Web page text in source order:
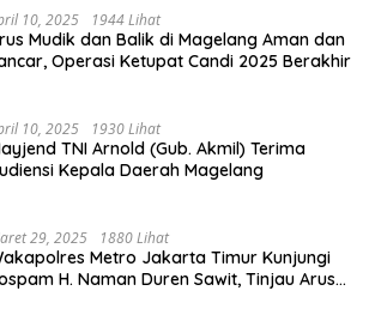
10, 2025 1944 Lihat
Mudik dan Balik di Magelang Aman dan
Operasi Ketupat Candi 2025 Berakhir
10, 2025 1930 Lihat
TNI Arnold (Gub. Akmil) Terima
Kepala Daerah Magelang
29, 2025 1880 Lihat
Metro Jakarta Timur Kunjungi
H. Naman Duren Sawit, Tinjau Arus